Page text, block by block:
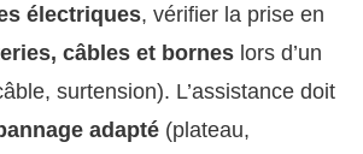
électriques, vérifier la prise en
câbles et bornes lors d’un
surtension). L’assistance doit
adapté (plateau,